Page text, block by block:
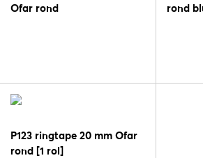
Ofar rond
rond
P123 ringtape 20 mm Ofar
rond [1 rol]